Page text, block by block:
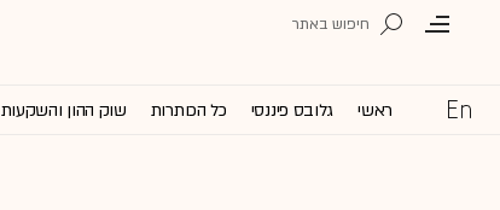
ראשי גלובס פיננסי כל הכותרות שוק ההון והשקעות